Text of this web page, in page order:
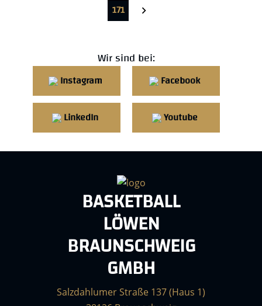
171
Wir sind bei:
Instagram Facebook
LinkedIn Youtube
BASKETBALL
LÖWEN
BRAUNSCHWEIG
GMBH
Salzdahlumer Straße 137 (Haus 1)